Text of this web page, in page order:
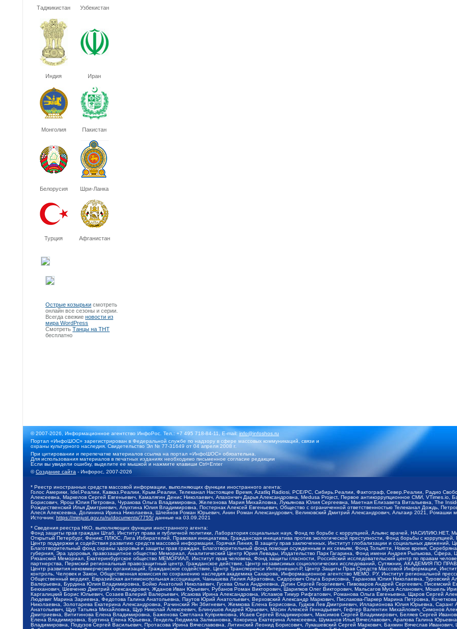
Таджикистан Узбекистан
Индия Иран
Монголия Пакистан
Белорусия Шри-Ланка
Турция Афганистан
Острые козырьки смотреть
онлайн все сезоны и серии.
Всегда свежие новости из
мира WordPress
Смотреть Танцы на ТНТ
бесплатно
© 2007-2026, Информационное агентство ИнфоРос. Тел.: +7 495 718-84-11, E-mail:info@infoshos.ru
Портал «ИнфоШОС» зарегистрирован в Федеральной службе по надзору в сфере массовых коммуникаций, связи и
охраны культурного наследия. Свидетельство Эл № 77-31649 от 04 апреля 2008 г.
При цитировании и перепечатке материалов ссылка на портал «ИнфоШОС» обязательна.
Для использования материалов в печатных изданиях необходимо письменное согласие редакции
Если вы увидели ошибку, выделите ее мышкой и нажмите клавиши Ctrl+Enter
©Создание сайта - Инфорос, 2007-2026
* Реестр иностранных средств массовой информации, выполняющих функции иностранного агента:
Голос Америки, Idel.Реалии, Кавказ.Реалии, Крым.Реалии, Телеканал Настоящее Время, Azatliq Radiosi, PCE/PC, Сибирь.Реалии, Фактограф, Север.Реалии, Радио
Алексеевна, Маркелов Сергей Евгеньевич, Камалягин Денис Николаевич, Апахончич Дарья Александровна, Medusa Project, Первое антикоррупционное СМИ,
Борисович, Ярош Юлия Петровна, Чуракова Ольга Владимировна, Железнова Мария Михайловна, Лукьянова Юлия Сергеевна, Маетная Елизавета Витальевна, The
Рождественский Илья Дмитриевич, Апухтина Юлия Владимировна, Постернак Алексей Евгеньевич, Общество с ограниченной ответственностью Телеканал Дождь,
Алеся Алексеевна, Долинина Ирина Николаевна, Шлейнов Роман Юрьевич, Анин Роман Александрович, Великовский Дмитрий Александрович, Альтаир 2021, Ромашки
Источник: https://minjust.gov.ru/ru/documents/7755/ данные на 03.09.2021
* Сведения реестра НКО, выполняющих функции иностранного агента:
Фонд защиты прав граждан Штаб, Институт права и публичной политики, Лаборатория социальных наук, Фонд по борьбе с коррупцией, Альянс врачей,
Открытый Петербург, Феникс ПЛЮС, Лига Избирателей, Правовая инициатива, Гражданская инициатива против экологической преступности, Фонд борьбы с
Центр поддержки и содействия развитию средств массовой информации, Горячая Линия, В защиту прав заключенных, Институт глобализации и социальных
Благотворительный фонд охраны здоровья и защиты прав граждан, Благотворительный фонд помощи осужденным и их семьям, Фонд Тольятти, Новое время,
губерния, Эра здоровья, правозащитное общество Мемориал, Аналитический Центр Юрия Левады, Издательство Парк Гагарина, Фонд имени Андрея Рылькова,
Рязанский Мемориал, Екатеринбургское общество МЕМОРИАЛ, Институт прав человека, Фонд защиты гласности, Российский исследовательский центр по правам
партнерства, Пермский региональный правозащитный центр, Гражданское действие, Центр независимых социологических исследований, Сутяжник, АКАДЕМИЯ ПО
Центр развития некоммерческих организаций, Гражданское содействие, Центр Трансперенси Интернешнл-Р, Центр Защиты Прав Средств Массовой Информации,
контроль, Человек и Закон, Общественная комиссия по сохранению наследия академика Сахарова, Информационное агентство МЕМО. РУ, Институт региональной
Общественный вердикт, Евразийская антимонопольная ассоциация, Чанышева Лилия Айратовна, Сидорович Ольга Борисовна, Таранова Юлия Николаевна, Туровский
Валерьевна, Бурдина Юлия Владимировна, Бойко Анатолий Николаевич, Гусева Ольга Андреевна, Дугин Сергей Георгиевич, Пивоваров Андрей Сергеевич, Писемский
Бекханович, Шевченко Дмитрий Александрович, Жданов Иван Юрьевич, Рубанов Роман Викторович, Шарипков Олег Викторович, Мальсагов Муса Асланович, Мошель
Каргалицкий Борис Юльевич, Созаев Валерий Валерьевич, Исакова Ирина Александровна, Исламов Тимур Рифгатович, Романова Ольга Евгеньевна, Щаров Сергей
Людевиг Марина Зариевна, Федотова Галина Анатольевна, Паутов Юрий Анатольевич, Верховский Александр Маркович, Пислакова-Паркер Марина Петровна,
Николаевна, Золотарева Екатерина Александровна, Рачинский Ян Збигневич, Жемкова Елена Борисовна, Гудков Лев Дмитриевич, Илларионова Юлия Юрьевна,
Анатольевич, Щур Татьяна Михайловна, Щур Николай Алексеевич, Блинушов Андрей Юрьевич, Мосин Алексей Геннадьевич, Гефтер Валентин Михайлович, Симонов
Дмитриевна, Вититинова Елена Владимировна, Баженова Светлана Куприяновна, Исаев Сергей Владимирович, Максимов Сергей Владимирович, Беляев Сергей
Елена Владимировна, Буртина Елена Юрьевна, Гендель Людмила Залмановна, Кокорина Екатерина Алексеевна, Шуманов Илья Вячеславович, Арапова Галина
Владимировна, Подузов Сергей Васильевич, Протасова Ирина Вячеславовна, Литинский Леонид Борисович, Лукашевский Сергей Маркович, Бахмин Вячеслав